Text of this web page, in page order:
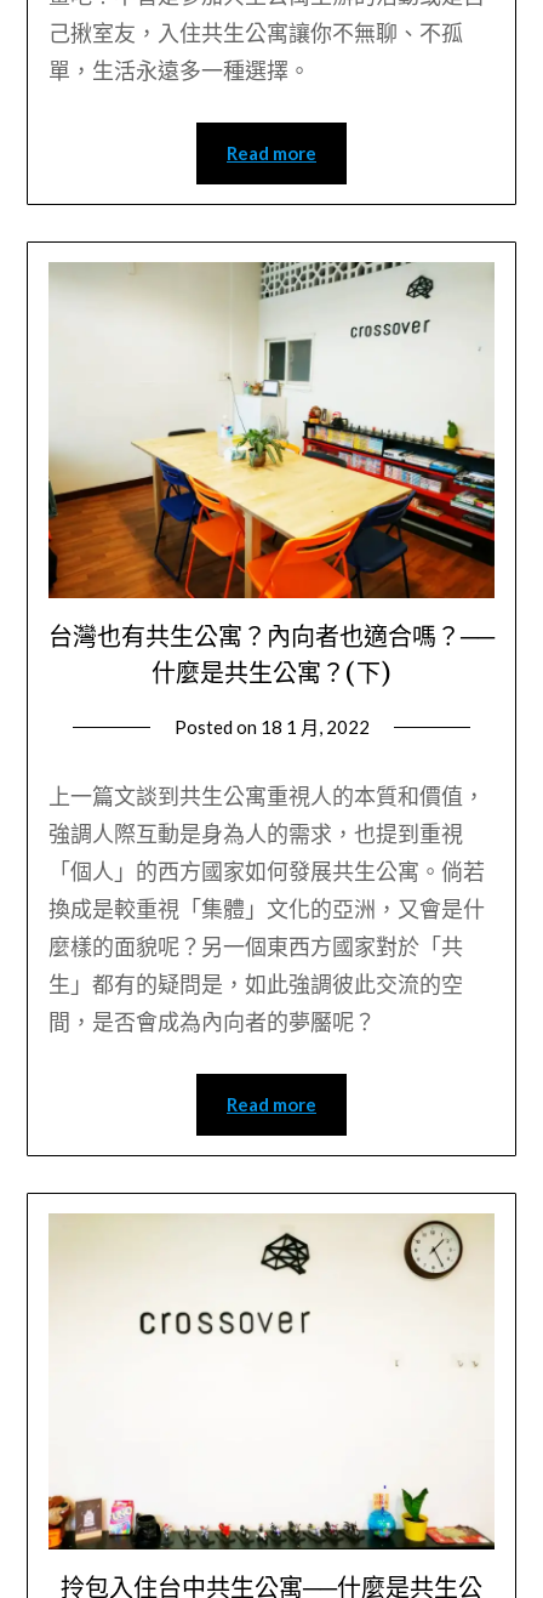
己揪室友，入住共生公寓讓你不無聊、不孤
單，生活永遠多一種選擇。
Read more
台灣也有共生公寓？內向者也適合嗎？──
什麼是共生公寓？(下)
Posted on 18 1 月, 2022
上一篇文談到共生公寓重視人的本質和價值，
強調人際互動是身為人的需求，也提到重視
「個人」的西方國家如何發展共生公寓。倘若
換成是較重視「集體」文化的亞洲，又會是什
麼樣的面貌呢？另一個東西方國家對於「共
生」都有的疑問是，如此強調彼此交流的空
間，是否會成為內向者的夢靨呢？
Read more
拎包入住台中共生公寓──什麼是共生公